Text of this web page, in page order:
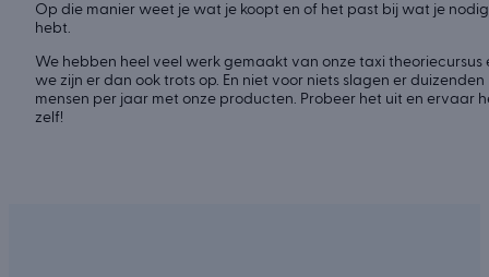
Op die manier weet je wat je koopt en of het past bij wat je nodig
hebt.
We hebben heel veel werk gemaakt van onze taxi theoriecursus
we zijn er dan ook trots op. En niet voor niets slagen er duizenden
mensen per jaar met onze producten. Probeer het uit en ervaar
zelf!